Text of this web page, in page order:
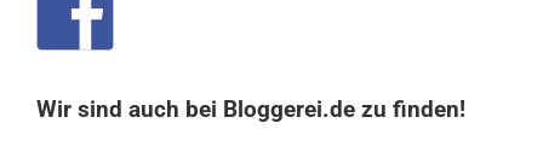
Wir sind auch bei Bloggerei.de zu finden!